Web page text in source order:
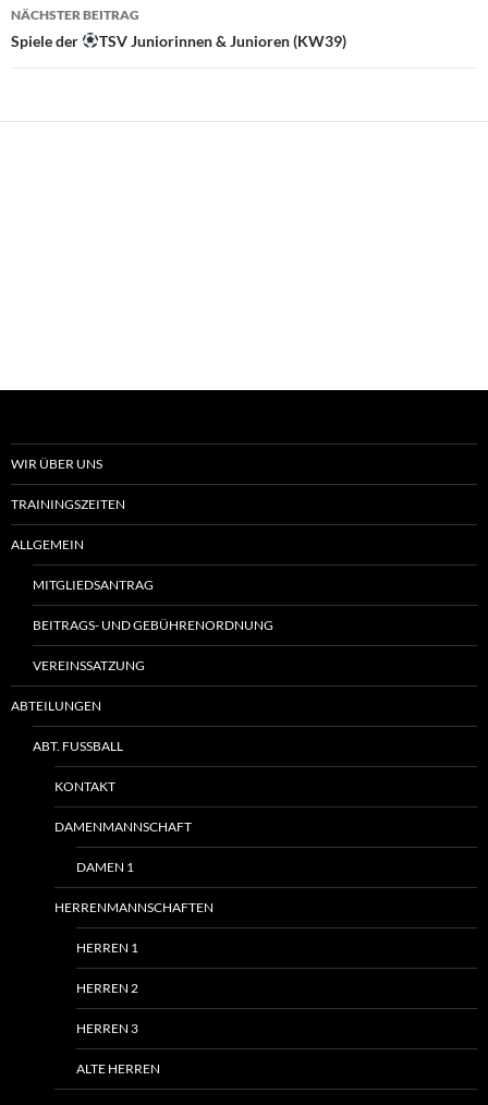
NÄCHSTER BEITRAG
Spiele der TSV Juniorinnen & Junioren (KW39)
WIR ÜBER UNS
TRAININGSZEITEN
ALLGEMEIN
MITGLIEDSANTRAG
BEITRAGS- UND GEBÜHRENORDNUNG
VEREINSSATZUNG
ABTEILUNGEN
ABT. FUSSBALL
KONTAKT
DAMENMANNSCHAFT
DAMEN 1
HERRENMANNSCHAFTEN
HERREN 1
HERREN 2
HERREN 3
ALTE HERREN